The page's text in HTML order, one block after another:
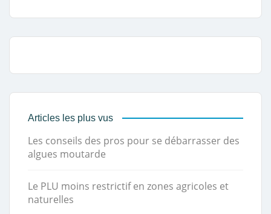
Articles les plus vus
Les conseils des pros pour se débarrasser des
algues moutarde
Le PLU moins restrictif en zones agricoles et
naturelles